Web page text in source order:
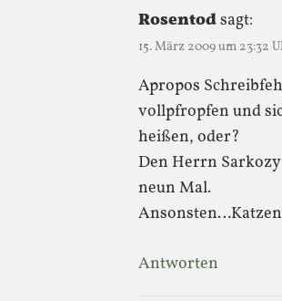
Rosentodsagt:
15. März 2009 um 23:32
Apropos
vollpfropfen und
heißen, oder?
Den Herrn
neun Mal.
Antworten